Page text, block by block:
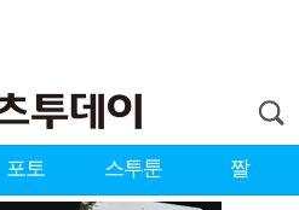
포토 스투툰 짤